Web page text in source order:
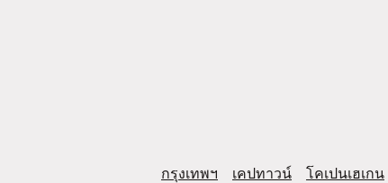
กรุงเทพฯ เคปทาวน์ โคเปนเฮเกน